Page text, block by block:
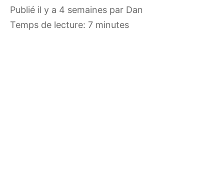
publié il y a 4 semaines par Dan
Temps de lecture: 7 minutes